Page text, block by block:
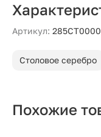
Артикул:
Столовое серебро
Похожие